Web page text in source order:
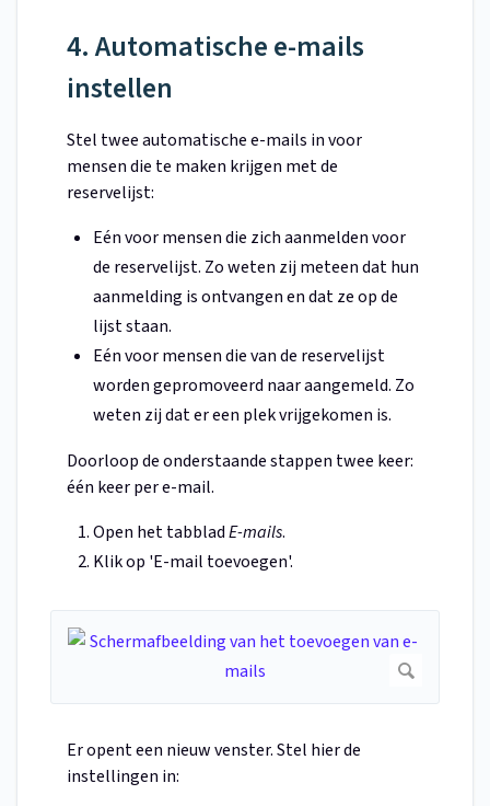
4. Automatische e-mails
instellen
Stel twee automatische e-mails in voor
mensen die te maken krijgen met de
reservelijst:
Eén voor mensen die zich aanmelden voor
de reservelijst. Zo weten zij meteen dat hun
aanmelding is ontvangen en dat ze op de
lijst staan.
Eén voor mensen die van de reservelijst
worden gepromoveerd naar aangemeld. Zo
weten zij dat er een plek vrijgekomen is.
Doorloop de onderstaande stappen twee keer:
één keer per e-mail.
Open het tabbladE-mails.
Klik op 'E-mail toevoegen'.
Er opent een nieuw venster. Stel hier de
instellingen in: